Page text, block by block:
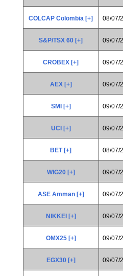
COLCAP Colombia [+] 08/07/
S&P/TSX 60 [+] 09/07/
CROBEX [+] 09/07/
AEX [+] 09/07/
SMI [+] 09/07/
UCI [+] 09/07/
BET [+] 08/07/
WIG20 [+] 09/07/
ASE Amman [+] 09/07/
NIKKEI [+] 09/07/
OMX25 [+] 09/07/
EGX30 [+] 09/07/